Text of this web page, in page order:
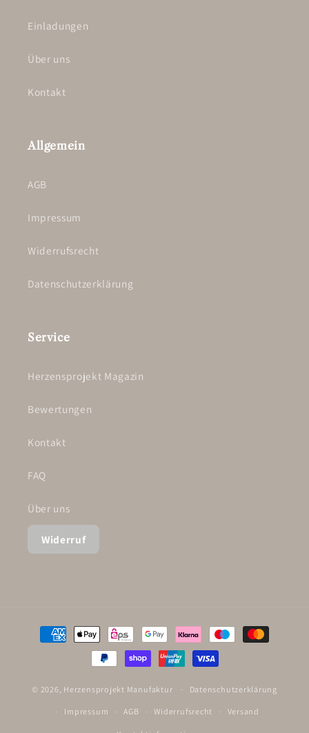
Einladungen
Über uns
Kontakt
Allgemein
AGB
Impressum
Widerrufsrecht
Datenschutzerklärung
Service
Herzensprojekt Magazin
Bewertungen
Kontakt
FAQ
Über uns
Widerruf
Zahlungsmethoden
© 2026, Herzensprojekt Manufaktur Datenschutzerklärung
Impressum AGB Widerrufsrecht Versand